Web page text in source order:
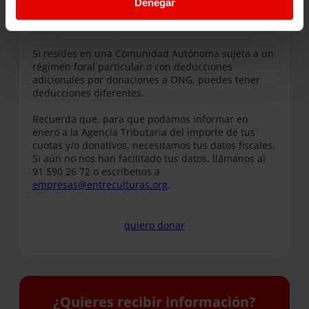
Entreculturas, la deducción es del
aumenta al 50%.
Si resides en una Comunidad Autónoma sujeta a un
régimen foral particular o con deducciones
adicionales por donaciones a ONG, puedes tener
deducciones diferentes.
Recuerda que, para que podamos informar en
enero a la Agencia Tributaria del importe de tus
cuotas y/o donativos, necesitamos tus datos fiscales.
Si aún no nos han facilitado tus datos, llámanos al
91 590 26 72 o escríbenos a
empresas@entreculturas.org.
quiero donar
¿Quieres recibir información?